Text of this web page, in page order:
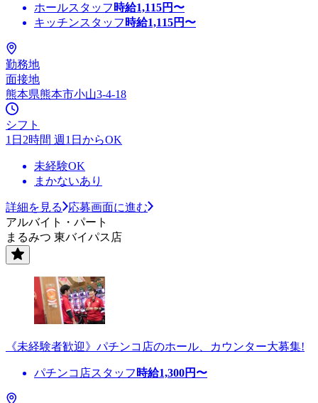
ホールスタッフ 時給1,115円〜
キッチンスタッフ 時給1,115円〜
勤務地
面接地
熊本県熊本市小山3-4-18
シフト
1日2時間 週1日からOK
未経験OK
まかないあり
詳細を見る
応募画面に進む
アルバイト・パート
まるみつ 東バイパス店
《未経験者歓迎》パチンコ店のホール、カウンター大募集!
パチンコ店スタッフ 時給1,300円〜